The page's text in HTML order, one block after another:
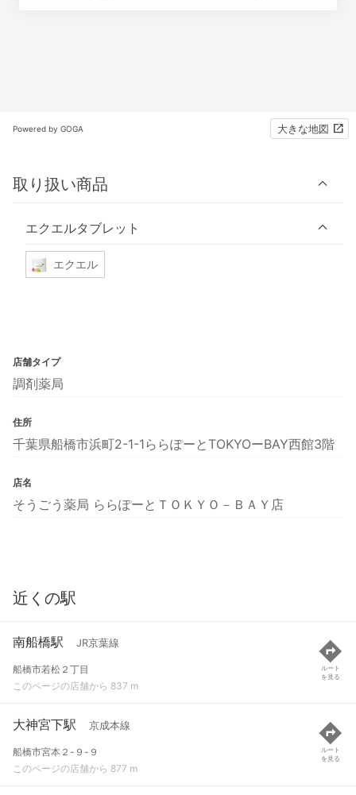
Powered by GOGA 大きな地図
取り扱い商品
エクエルタブレット
エクエル
店舗タイプ
調剤薬局
住所
千葉県船橋市浜町2-1-1ららぽーとTOKYOーBAY西館3階
店名
そうごう薬局 ららぽーとＴＯＫＹＯ－ＢＡＹ店
近くの駅
南船橋駅 JR京葉線
船橋市若松２丁目
このページの店舗から 837 m
ルート
を見る
大神宮下駅 京成本線
船橋市宮本２-９-９
このページの店舗から 877 m
ルート
を見る